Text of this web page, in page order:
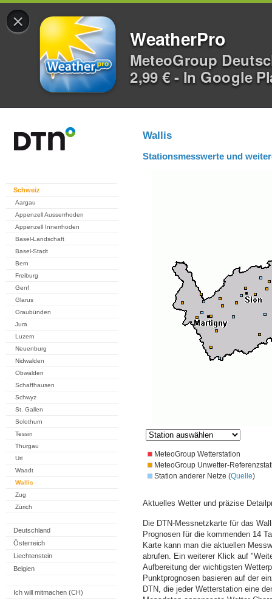
×
WeatherPro
MeteoGroup
2,99 € - In Google
Schweiz
Aargau
Appenzell Ausserrhoden
Appenzell Innerrhoden
Basel-Landschaft
Basel-Stadt
Bern
Freiburg
Genf
Glarus
Graubünden
Jura
Luzern
Neuenburg
Nidwalden
Obwalden
Schaffhausen
Schwyz
St. Gallen
Solothurn
Tessin
Thurgau
Uri
Waadt
Wallis
Zug
Zürich
Deutschland
Österreich
Liechtenstein
Belgien
Ich will mitmachen (CH)
Wallis
Stationsmesswerte und
MeteoGroup Wetterstation
MeteoGroup Unwetter-
Station anderer Netze (Quelle)
Aktuelles Wetter und präzise
Die DTN-Messnetzkarte für das
Prognosen für die kommenden 14
Karte kann man die aktuellen
abrufen. Ein weiterer Klick auf
Aufbereitung der wichtigsten
Punktprognosen basieren auf der
DTN, die jeder Wetterstation eine